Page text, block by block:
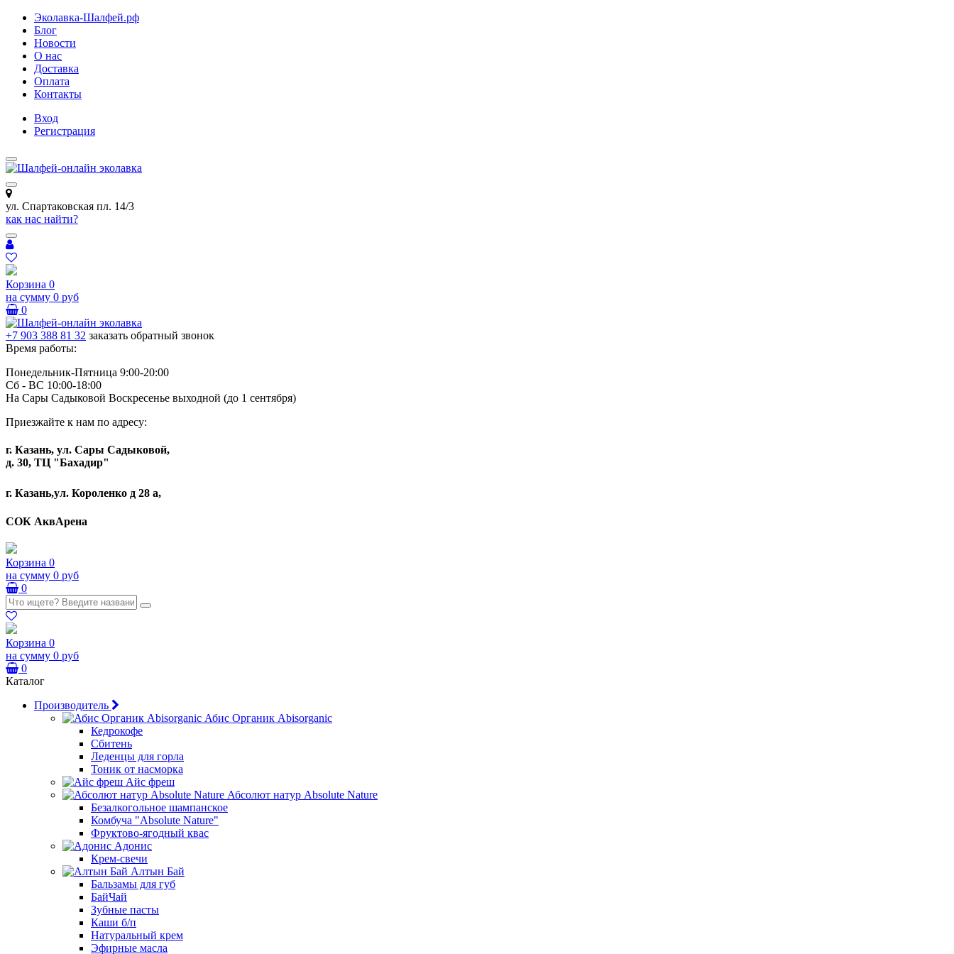
Эколавка-Шалфей.рф
Блог
Новости
О нас
Доставка
Оплата
Контакты
Вход
Регистрация
ул. Спартаковская пл. 14/3
как нас найти?
Корзина 0
на сумму 0 руб
0
+7 903 388 81 32 заказать обратный звонок
Время работы:
Понедельник-Пятница 9:00-20:00
Сб - ВС 10:00-18:00
На Сары Садыковой Воскресенье выходной (до 1 сентября)
Приезжайте к нам по адресу:
г. Казань, ул. Сары Садыковой,
д. 30, ТЦ "Бахадир"
г. Казань,ул. Короленко д 28 а,
СОК АквАрена
Корзина 0
на сумму 0 руб
0
Корзина 0
на сумму 0 руб
0
Каталог
Производитель
Абис Органик Abisorganic
Кедрокофе
Сбитень
Леденцы для горла
Тоник от насморка
Айс фреш
Абсолют натур Absolute Nature
Безалкогольное шампанское
Комбуча "Absolute Nature"
Фруктово-ягодный квас
Адонис
Крем-свечи
Алтын Бай
Бальзамы для губ
БайЧай
Зубные пасты
Каши б/п
Натуральный крем
Эфирные масла